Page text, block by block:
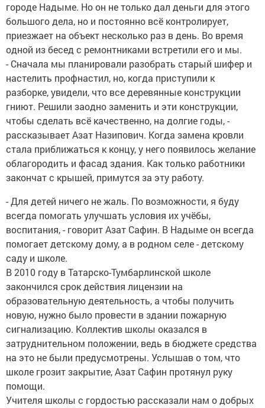
городе Надыме. Но он не только дал деньги для этого
большого дела, но и постоянно всё контролирует,
приезжает на объект несколько раз в день. Во время
одной из бесед с ремонтниками встретили его и мы.
- Сначала мы планировали разобрать старый шифер и
настелить профнастил, но, когда приступили к
разборке, увидели, что все деревянные конструкции
гниют. Решили заодно заменить и эти конструкции,
чтобы сделать всё качественно, на долгие годы, -
рассказывает Азат Назипович. Когда замена кровли
стала приближаться к концу, у него появилось желание
облагородить и фасад здания. Как только работники
закончат с крышей, примутся за эту работу.
- Для детей ничего не жаль. По возможности, я буду
всегда помогать улучшать условия их учёбы,
воспитания, - говорит Азат Сафин. В Надыме он всегда
помогает детскому дому, а в родном селе - детскому
саду и школе.
В 2010 году в Татарско-Тумбарлинской школе
закончился срок действия лицензии на
образовательную деятельность, а чтобы получить
новую, нужно было провести в здании пожарную
сигнализацию. Коллектив школы оказался в
затруднительном положении, ведь в бюджете средства
на это не были предусмотрены. Услышав о том, что
школе грозит закрытие, Азат Сафин протянул руку
помощи.
Учителя школы с гордостью рассказали нам о добрых